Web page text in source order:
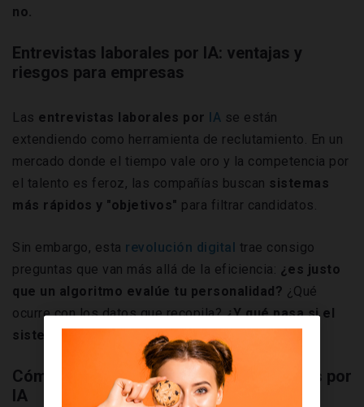
no.
Entrevistas laborales por IA: ventajas y
riesgos para empresas
Las entrevistas laborales por IA se están
extendiendo como herramienta de reclutamiento. En un
mercado donde el tiempo vale oro y la competencia por
el talento es feroz, las compañías buscan sistemas
más rápidos y "objetivos" para filtrar candidatos.
Sin embargo, esta revolución digital trae consigo
preguntas que van más allá de la eficiencia: ¿es justo
que un algoritmo evalúe tu personalidad? ¿Qué
ocurre con los datos que recopila?¿Y qué pasa si el
sistema está sesgado?
Cómo funcionan las entrevistas laborales por
IA